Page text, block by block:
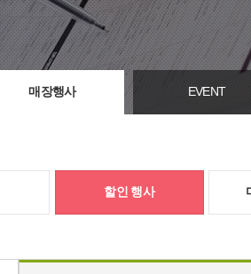
매장행사 EVENT
할인 행사